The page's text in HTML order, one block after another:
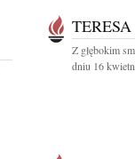
Z głębokim
dniu 16